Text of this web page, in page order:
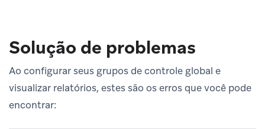
Solução de problemas
Ao configurar seus grupos de controle global e
visualizar relatórios, estes são os erros que você pode
encontrar: